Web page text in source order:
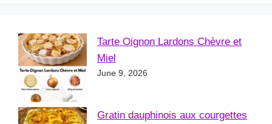
Tarte Oignon Lardons Chèvre et
Miel
June 9, 2026
Gratin dauphinois aux courgettes